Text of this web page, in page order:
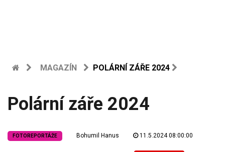
MAGAZÍN POLÁRNÍ ZÁŘE 2024
Polární záře 2024
FOTOREPORTÁŽE Bohumil Hanus 11.5.2024 08:00:00